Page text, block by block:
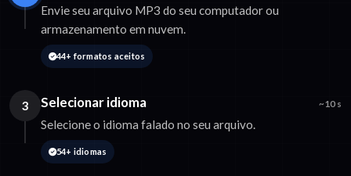
Envie seu arquivo MP3 do seu computador ou
armazenamento em nuvem.
44+ formatos aceitos
3 Selecionar idioma ~10 s
Selecione o idioma falado no seu arquivo.
54+ idiomas